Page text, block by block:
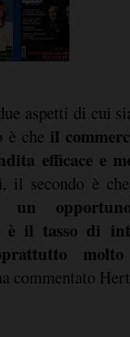
aspetti di cui
che il
efficace e
, il secondo è
un
è il tasso di
commentato